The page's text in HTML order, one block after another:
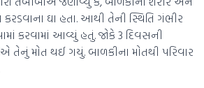
કરડવાના ઘા હતા. આથી તેની સ્થિતિ ગંભીર
કરવામાં આવ્યું હતું. જોકે 3 દિવસની
તેનું મોત થઈ ગયું. બાળકીના મોતથી પરિવાર